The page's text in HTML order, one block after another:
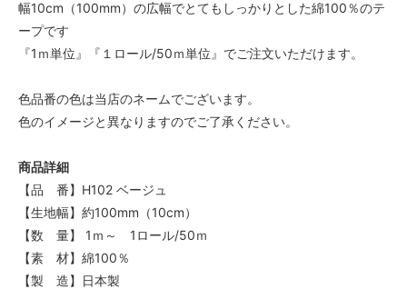
幅10cm（100mm）の広幅でとてもしっかりとした綿100％のテ
ープです
『1ｍ単位』『１ロール/50ｍ単位』でご注文いただけます。
色品番の色は当店のネームでございます。
色のイメージと異なりますのでご了承ください。
商品詳細
【品 番】H102 ベージュ
【生地幅】約100mm（10cm）
【数 量】 1ｍ～ 1ロール/50ｍ
【素 材】綿100％
【製 造】日本製